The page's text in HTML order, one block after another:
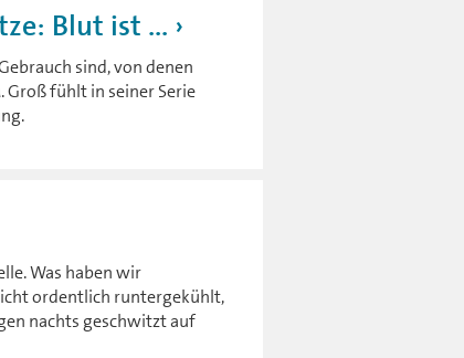
Blut ist ...
sind, von denen
Groß fühlt in seiner Serie
Was haben wir
ordentlich runtergekühlt,
nachts geschwitzt auf